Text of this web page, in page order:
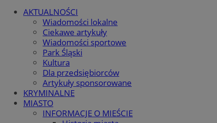
AKTUALNOŚCI
Wiadomości lokalne
Ciekawe artykuły
Wiadomości sportowe
Park Śląski
Kultura
Dla przedsiębiorców
Artykuły sponsorowane
KRYMINALNE
MIASTO
INFORMACJE O MIEŚCIE